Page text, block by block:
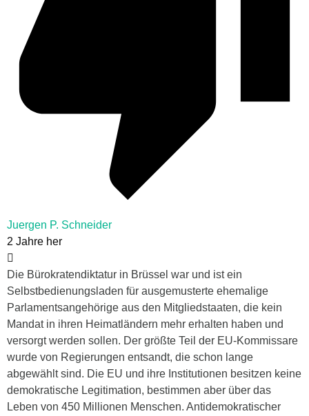
Juergen P. Schneider
2 Jahre her
Die Bürokratendiktatur in Brüssel war und ist ein
Selbstbedienungsladen für ausgemusterte ehemalige
Parlamentsangehörige aus den Mitgliedstaaten, die kein
Mandat in ihren Heimatländern mehr erhalten haben und
versorgt werden sollen. Der größte Teil der EU-Kommissare
wurde von Regierungen entsandt, die schon lange
abgewählt sind. Die EU und ihre Institutionen besitzen keine
demokratische Legitimation, bestimmen aber über das
Leben von 450 Millionen Menschen. Antidemokratischer